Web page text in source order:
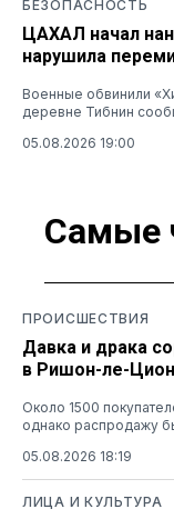
БЕЗОПАСНОСТЬ
ЦАХАЛ начал
нарушила
Военные обвинили
деревне Тибнин
05.08.2026 19:00
Самые
ПРОИСШЕСТВИЯ
Давка и драка
в Ришон-ле-
Около 1500
однако распродажу
05.08.2026 18:19
ЛИЦА И КУЛЬТУРА